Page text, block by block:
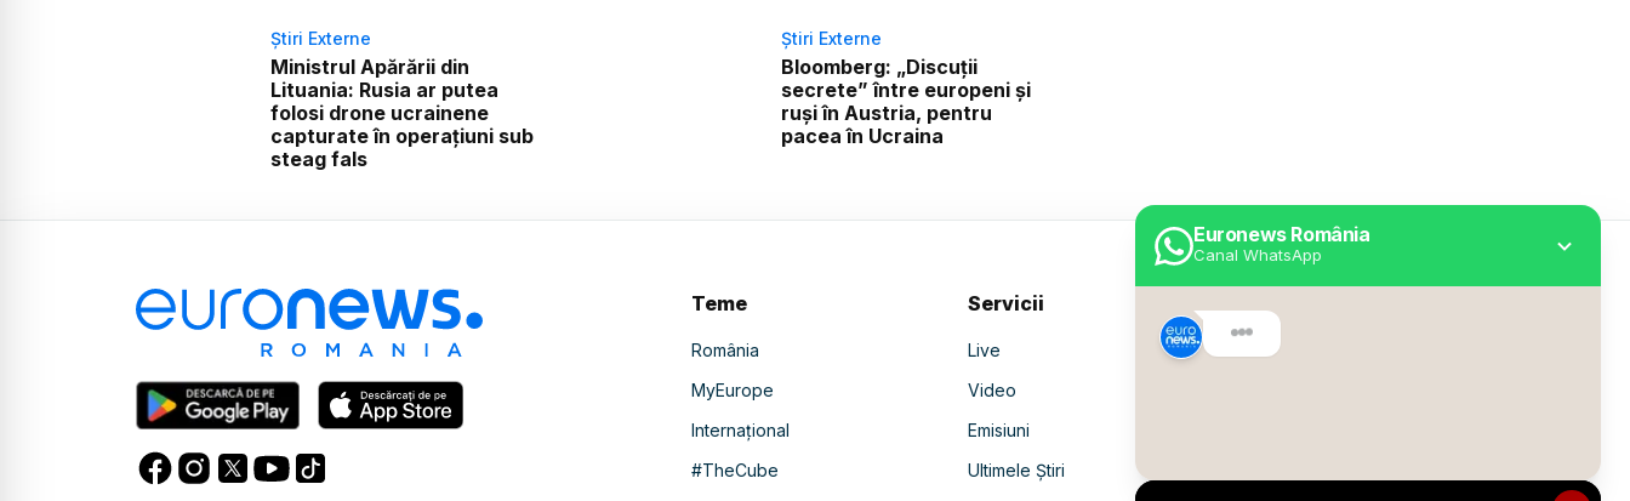
Euronews România
Canal WhatsApp
Știri Externe
Ministrul Apărării din
Lituania: Rusia ar putea
folosi drone ucrainene
capturate în operațiuni sub
steag fals
Știri Externe
Bloomberg: „Discuții
secrete” între europeni și
ruși în Austria, pentru
pacea în Ucraina
Teme
România
MyEurope
Internațional
#TheCube
Servicii
Live
Video
Emisiuni
Ultimele Știri
Despre Euronews